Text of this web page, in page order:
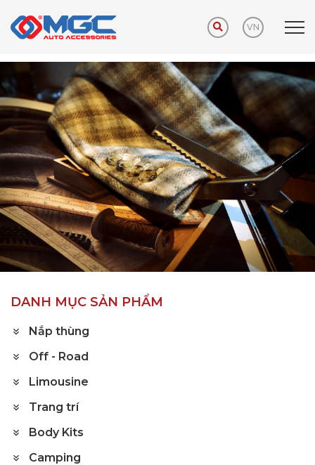
VN
Trang chủ Sản phẩm Phụ kiện khuyến mãi
DANH MỤC SẢN PHẨM
Nắp thùng
Off - Road
Limousine
Trang trí
Body Kits
Camping